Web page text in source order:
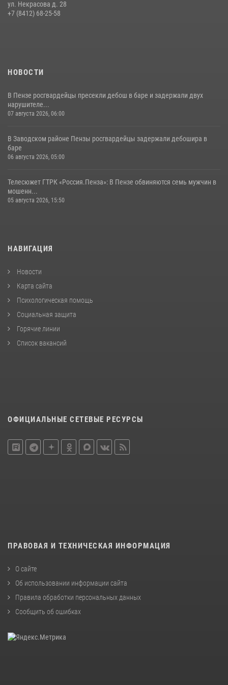
Пучков посетил 55-й Всероссийский Лермонтовский праздник
ул. Некрасова д. 28
+7 (8412) 68-25-58
НОВОСТИ
В Пензе росгвардейцы пресекли дебош в баре и задержали двух
нарушителе...
07 августа 2026, 06:00
В Заводском районе Пензы росгвардейцы задержали дебошира в
баре
06 августа 2026, 05:00
Телесюжет ГТРК «Россия.Пенза»: В Пензе обвиняются семь мужчин в
мошенн...
05 августа 2026, 15:50
НАВИГАЦИЯ
Новости
Карта сайта
Психологическая помощь
Социальная защита
Горячие линии
Список вакансий
ОФИЦИАЛЬНЫЕ СЕТЕВЫЕ РЕСУРСЫ
ПРАВОВАЯ И ТЕХНИЧЕСКАЯ ИНФОРМАЦИЯ
О сайте
Об использовании информации сайта
Правила обработки персональных данных
Сообщить об ошибках